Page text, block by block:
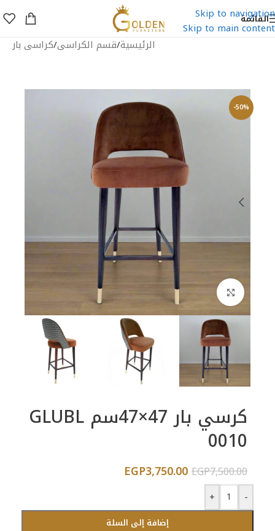
Skip to navigation
Skip to main content
القائمة
الرئيسية/قسم الكراسى/كراسى بار
-50%
اضغط للتكبير
كرسي بار 47×47سم GLUBL
0010
EGP7,500.00
EGP3,750.00
-
+
إضافة إلى السلة